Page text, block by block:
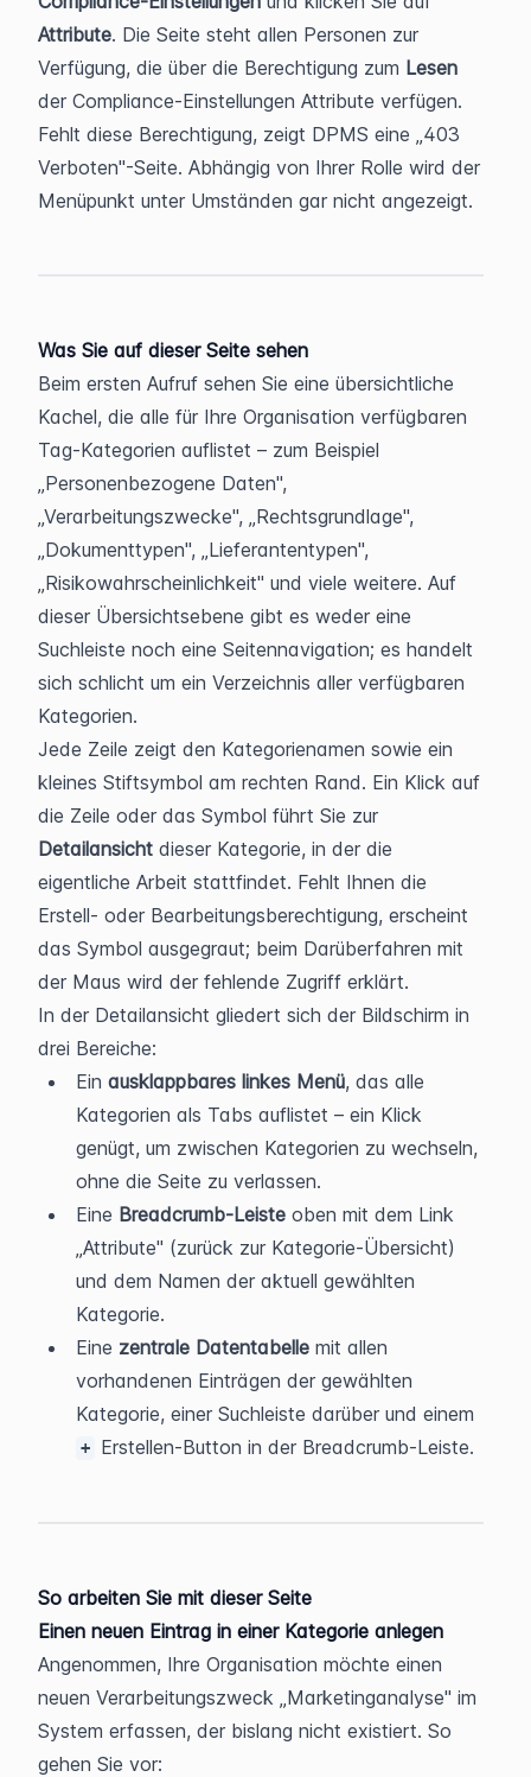
Attribute. Die Seite steht allen Personen zur
Verfügung, die über die Berechtigung zum Lesen
der Compliance-Einstellungen Attribute verfügen.
Fehlt diese Berechtigung, zeigt DPMS eine „403
Verboten"-Seite. Abhängig von Ihrer Rolle wird der
Menüpunkt unter Umständen gar nicht angezeigt.
Was Sie auf dieser Seite sehen
Beim ersten Aufruf sehen Sie eine übersichtliche
Kachel, die alle für Ihre Organisation verfügbaren
Tag-Kategorien auflistet – zum Beispiel
„Personenbezogene Daten",
„Verarbeitungszwecke", „Rechtsgrundlage",
„Dokumenttypen", „Lieferantentypen",
„Risikowahrscheinlichkeit" und viele weitere. Auf
dieser Übersichtsebene gibt es weder eine
Suchleiste noch eine Seitennavigation; es handelt
sich schlicht um ein Verzeichnis aller verfügbaren
Kategorien.
Jede Zeile zeigt den Kategorienamen sowie ein
kleines Stiftsymbol am rechten Rand. Ein Klick auf
Detailansicht dieser Kategorie, in der die
eigentliche Arbeit stattfindet. Fehlt Ihnen die
Erstell- oder Bearbeitungsberechtigung, erscheint
das Symbol ausgegraut; beim Darüberfahren mit
der Maus wird der fehlende Zugriff erklärt.
In der Detailansicht gliedert sich der Bildschirm in
drei Bereiche:
Ein ausklappbares linkes Menü, das alle
Kategorien als Tabs auflistet – ein Klick
genügt, um zwischen Kategorien zu wechseln,
ohne die Seite zu verlassen.
Eine Breadcrumb-Leiste oben mit dem Link
„Attribute" (zurück zur Kategorie-Übersicht)
und dem Namen der aktuell gewählten
Kategorie.
Eine zentrale Datentabelle mit allen
vorhandenen Einträgen der gewählten
+ Erstellen-Button in der Breadcrumb-Leiste.
So arbeiten Sie mit dieser Seite
Einen neuen Eintrag in einer Kategorie anlegen
Angenommen, Ihre Organisation möchte einen
neuen Verarbeitungszweck „Marketinganalyse" im
System erfassen, der bislang nicht existiert. So
gehen Sie vor: